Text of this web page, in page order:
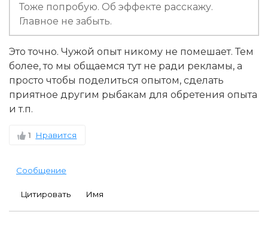
Тоже попробую. Об эффекте расскажу.
Главное не забыть.
Это точно. Чужой опыт никому не помешает. Тем
более, то мы общаемся тут не ради рекламы, а
просто чтобы поделиться опытом, сделать
приятное другим рыбакам для обретения опыта
и т.п.
1 Нравится
Сообщение
Цитировать Имя